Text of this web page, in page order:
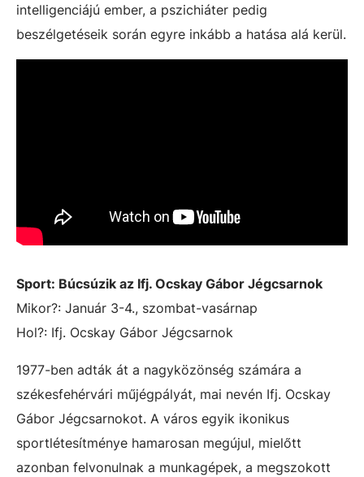
intelligenciájú ember, a pszichiáter pedig
beszélgetéseik során egyre inkább a hatása alá kerül.
Sport: Búcsúzik az Ifj. Ocskay Gábor Jégcsarnok
Mikor?: Január 3-4., szombat-vasárnap
Hol?: Ifj. Ocskay Gábor Jégcsarnok
1977-ben adták át a nagyközönség számára a
székesfehérvári műjégpályát, mai nevén Ifj. Ocskay
Gábor Jégcsarnokot. A város egyik ikonikus
sportlétesítménye hamarosan megújul, mielőtt
azonban felvonulnak a munkagépek, a megszokott